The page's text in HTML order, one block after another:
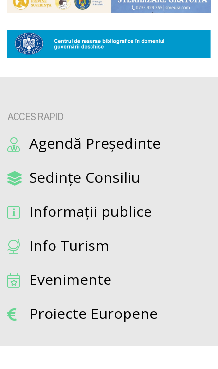
ACCES RAPID
Agendă Președinte
Sedințe Consiliu
Informații publice
Info Turism
Evenimente
Proiecte Europene